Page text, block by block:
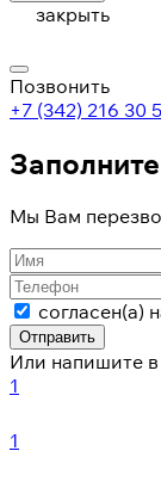
закрыть
Позвонить
+7 (342) 216 30
Мы Вам
согласен(а)
Отправить
Или напишите
1
1